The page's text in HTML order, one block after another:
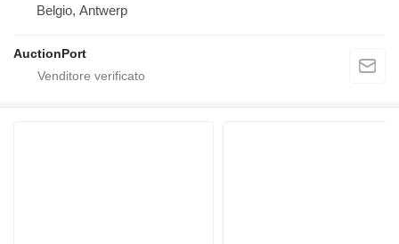
Belgio, Antwerp
AuctionPort